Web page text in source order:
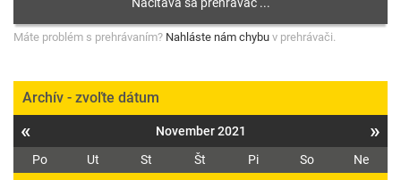
Máte problém s prehrávaním? Nahláste nám chybu v prehrávači.
Archív - zvoľte dátum
« November 2021 »
Po Ut St Št Pi So
Ne